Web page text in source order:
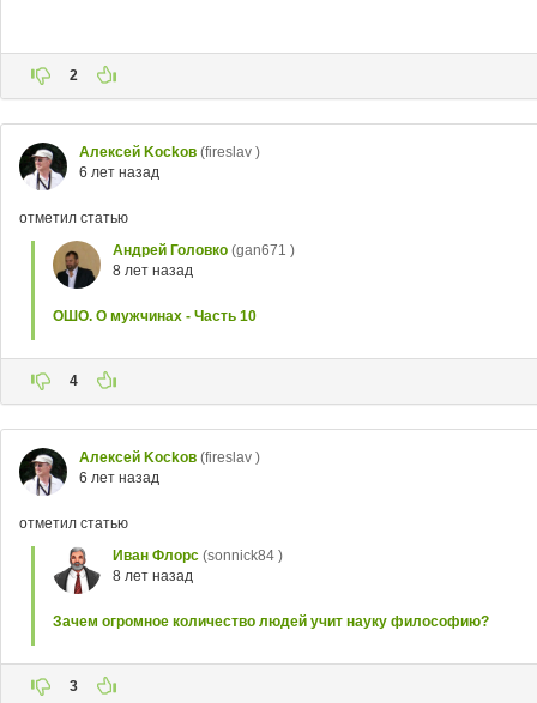
2
Aлексей Kockoв (fireslav )
6 лет назад
отметил статью
Андрей Головко (gan671 )
8 лет назад
ОШО. О мужчинах - Часть 10
4
Aлексей Kockoв (fireslav )
6 лет назад
отметил статью
Иван Флорс (sonnick84 )
8 лет назад
Зачем огромное количество людей учит науку философию?
3